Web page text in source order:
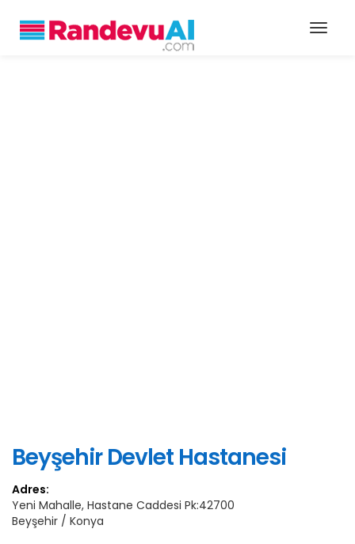
Beyşehir Devlet Hastanesi
Adres:
Yeni Mahalle, Hastane Caddesi Pk:42700
Beyşehir / Konya